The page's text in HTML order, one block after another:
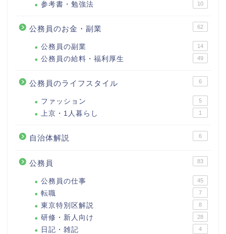
参考書・勉強法 10
公務員のお金・副業 62
公務員の副業 14
公務員の給料・福利厚生 49
公務員のライフスタイル 6
ファッション 5
上京・1人暮らし 1
自治体解説 6
公務員 83
公務員の仕事 45
転職 7
東京特別区解説 8
研修・新人向け 28
日記・雑記 4